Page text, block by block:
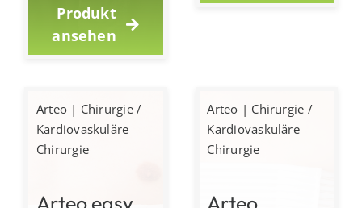
Produkt
ansehen
Arteo | Chirurgie /
Kardiovaskuläre
Chirurgie
Arteo | Chirurgie /
Kardiovaskuläre
Chirurgie